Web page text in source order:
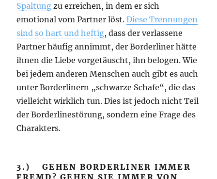
Spaltung zu erreichen, in dem er sich
emotional vom Partner löst.Diese Trennungen
sind so hart und heftig, dass der verlassene
Partner häufig annimmt, der Borderliner hätte
ihnen die Liebe vorgetäuscht, ihn belogen. Wie
bei jedem anderen Menschen auch gibt es auch
unter Borderlinern „schwarze Schafe“, die das
vielleicht wirklich tun. Dies ist jedoch nicht Teil
der Borderlinestörung, sondern eine Frage des
Charakters.
3.) GEHEN BORDERLINER IMMER
FREMD? GEHEN SIE IMMER VON